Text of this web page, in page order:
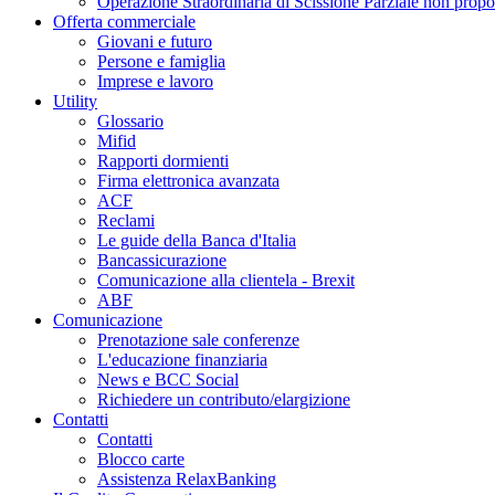
Offerta commerciale
Giovani e futuro
Persone e famiglia
Imprese e lavoro
Utility
Glossario
Mifid
Rapporti dormienti
Firma elettronica avanzata
ACF
Reclami
Le guide della Banca d'Italia
Bancassicurazione
Comunicazione alla clientela - Brexit
ABF
Comunicazione
Prenotazione sale conferenze
L'educazione finanziaria
News e BCC Social
Richiedere un contributo/elargizione
Contatti
Contatti
Blocco carte
Assistenza RelaxBanking